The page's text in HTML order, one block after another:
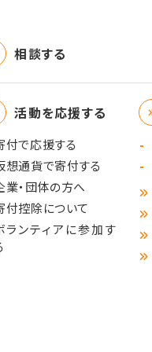
相談する
活動を応援する
付で応援する
想通貨で寄付する
業・団体の方へ
付控除について
ランティアに参加す